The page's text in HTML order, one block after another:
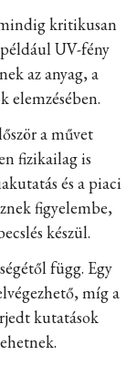
kritikusan
UV-fény
az anyag, a
elemzésében.
a művet
fizikailag is
és a piaci
figyelembe,
készül.
függ. Egy
míg a
kutatások